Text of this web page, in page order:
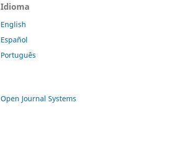
Idioma
English
Español
Português
Open Journal Systems